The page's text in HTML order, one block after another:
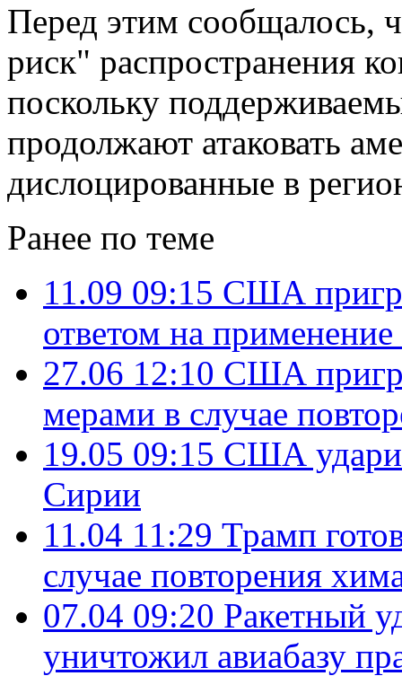
Перед этим
риск" распространения
поскольку
продолжают атаковать
дислоцированные в
Ранее по теме
11.09 09:15 США
ответом на
27.06 12:10 США
мерами в случае
19.05 09:15 США
Сирии
11.04 11:29 Трамп
случае повторения
07.04 09:20 Ракетный
уничтожил авиабазу